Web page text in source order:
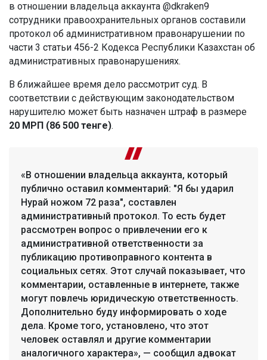
в отношении владельца аккаунта @dkraken9
сотрудники правоохранительных органов составили
протокол об административном правонарушении по
части 3 статьи 456-2 Кодекса Республики Казахстан об
административных правонарушениях.
В ближайшее время дело рассмотрит суд. В
соответствии с действующим законодательством
нарушителю может быть назначен штраф в размере
20 МРП (86 500 тенге).
«В отношении владельца аккаунта, который
публично оставил комментарий: "Я бы ударил
Нурай ножом 72 раза", составлен
административный протокол. То есть будет
рассмотрен вопрос о привлечении его к
административной ответственности за
публикацию противоправного контента в
социальных сетях. Этот случай показывает, что
комментарии, оставленные в интернете, также
могут повлечь юридическую ответственность.
Дополнительно буду информировать о ходе
дела. Кроме того, установлено, что этот
человек оставлял и другие комментарии
аналогичного характера», — сообщил адвокат